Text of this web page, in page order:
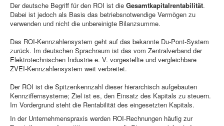
Der deutsche Begriff für den ROI ist die Gesamtkapitalrentabilität.
Dabei ist jedoch als Basis das betriebsnotwendige Vermögen zu
verwenden und nicht die unbereinigte Bilanzsumme.
Das ROI-Kennzahlensystem geht auf das bekannte Du-Pont-System
zurück. Im deutschen Sprachraum ist das vom Zentralverband der
Elektrotechnischen Industrie e. V. vorgestellte und vergleichbare
ZVEI-Kennzahlensystem weit verbreitet.
Der ROI ist die Spitzenkennzahl dieser hierarchisch aufgebauten
Kennziffernsysteme; Ziel ist es, den Einsatz des Kapitals zu steuern.
Im Vordergrund steht die Rentabilität des eingesetzten Kapitals.
In der Unternehmenspraxis werden ROI-Rechnungen häufig zur